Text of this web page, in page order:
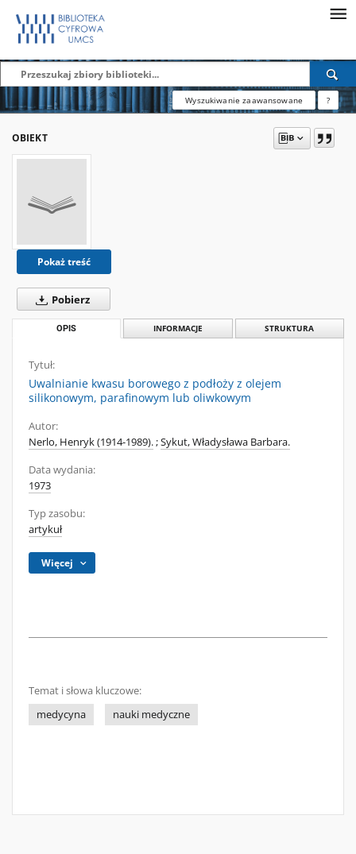
Wyszukiwanie zaawansowane ?
OBIEKT
Pokaż treść
Pobierz
OPIS INFORMACJE STRUKTURA
Tytuł:
Uwalnianie kwasu borowego z podłoży z olejem
silikonowym, parafinowym lub oliwkowym
Autor:
Nerlo, Henryk (1914-1989).;Sykut, Władysława Barbara.
Data wydania:
1973
Typ zasobu:
artykuł
Więcej
Temat i słowa kluczowe:
medycyna
nauki medyczne